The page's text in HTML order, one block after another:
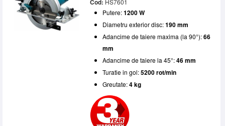
Cod: HS7601
Putere:1200 W
Diametru exterior disc:190 mm
Adancime de taiere maxima (la 90°):66
mm
Adancime de taiere la 45°:46 mm
Turatie in gol:5200 rot/min
Greutate:4 kg